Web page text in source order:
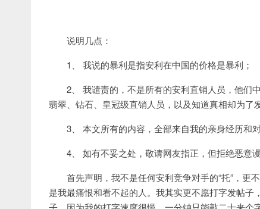
说明几点：
1、 我说的暴利是指安利在中国的价格是暴利；
2、 我谴责的，不是所有的安利直销人员，他们
翡翠、钻石、皇冠级直销人员，以及知道真相却为了
3、 本文所有的内容，全部来自我的亲身经历和
4、 如有不妥之处，敬请网友指正，但拒绝恶意谩
首先声明，我不是任何安利竞争对手的“托”，更
是我最痛恨和看不起的人。我其实更不愿打字发帖